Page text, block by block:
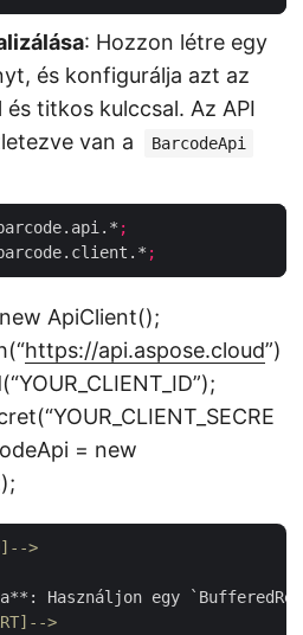
: Hozzon létre egy
és konfigurálja azt az
titkos kulccsal. Az API
van a
BarcodeApi
;
;
ApiClient();
https://api.aspose.cloud”)
= new
>
>